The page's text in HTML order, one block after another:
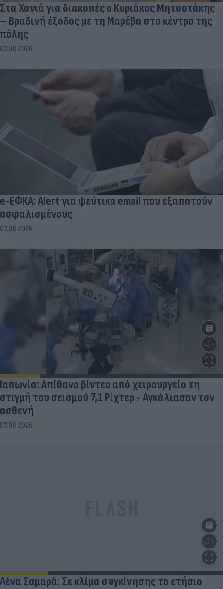
Στα Χανιά για διακοπές ο Κυριάκος Μητσοτάκης
– Βραδινή έξοδος με τη Μαρέβα στο κέντρο της
πόλης
07.08.2026
e-ΕΦΚΑ: Alert για ψεύτικα email που εξαπατούν
ασφαλισμένους
07.08.2026
Ιαπωνία: Απίθανο βίντεο από χειρουργείο τη
στιγμή του σεισμού 7,1 Ρίχτερ - Αγκάλιασαν τον
ασθενή
07.08.2026
Λένα Σαμαρά: Σε κλίμα συγκίνησης το ετήσιο